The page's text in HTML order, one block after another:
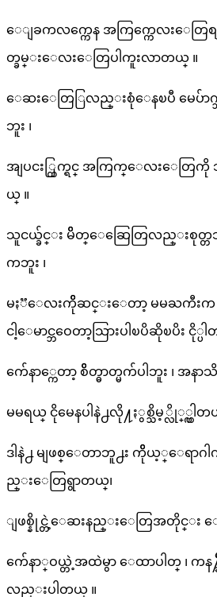
ေျခကလက္ကေန အကြက္ကေလးေတြစ
တ္ခမ္းေလးေတြပါကူးလာတယ္ ။
ေဆးေတြြလည္းစုံေနၿပီ မေပ်ာက္ဘူ
ဘူး ၊
အျပငး္ထြက္ရင္ အကြက္ေလးေတြကို
ယ္ ။
သူငယ္ခ်င္း မိိတ္ေဆြေတြလည္းစုတ္တသ
ကဘူး ၊
မႏၱေလးကိိုဆင္းေတာ့ မမႀကီးက က်ေ
ငါ့ေမာင္ဘဝေတာ့သြားပါၿပိဆိုၿပိး ငို္ပ
က်ေနာ္ကေတာ့ စိိတ္ဓာတ္မက်ပါဘူး ၊ အန
မမရယ္ ငိုမေနပါနဲ႕လို႔ႏွစ္သိမ့္လို္္က္ပါတ
ဒါနဲ႕ မျဖစ္ေတာဘူ႕း ကိိုယ့္ေရာဂ
ည္းေတြရွာတယ္၊
ျဖစ္နိုင္တဲ့ေဆးနည္းေတြအတိုင္း ေ
က်ေနာ္ဝယ္တဲ့အထဲမွာ ေထာပါတ္ ၊ ကန႔္ခ်ဳ
လည္းပါတယ္ ။